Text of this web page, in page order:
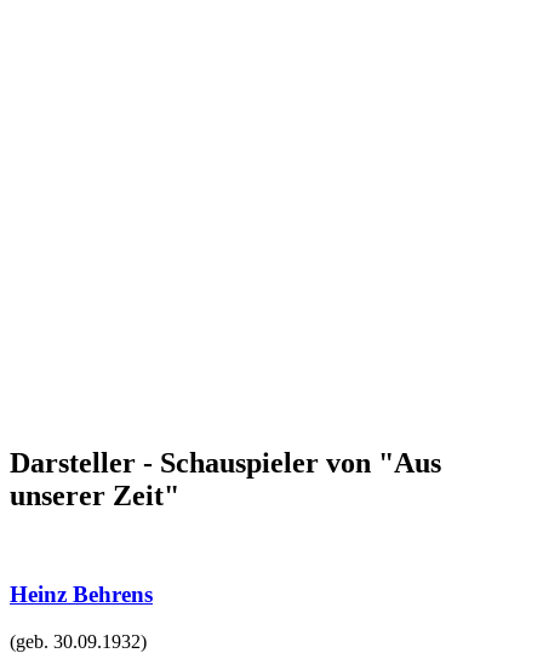
Darsteller - Schauspieler von "Aus
unserer Zeit"
Heinz Behrens
(geb. 30.09.1932)